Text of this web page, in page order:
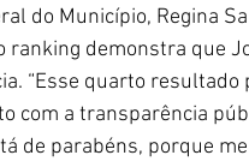
do Município, Regina
ranking demonstra que
“Esse quarto
com a transparência
de parabéns, porque